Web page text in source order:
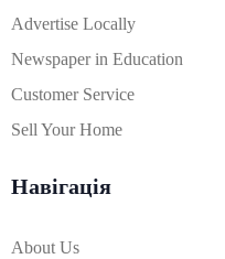
Advertise Locally
Newspaper in Education
Customer Service
Sell Your Home
Навігація
About Us